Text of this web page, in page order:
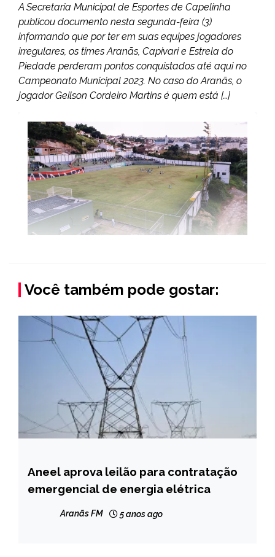
A Secretaria Municipal de Esportes de Capelinha
publicou documento nesta segunda-feira (3)
informando que por ter em suas equipes jogadores
irregulares, os times Aranãs, Capivari e Estrela do
Piedade perderam pontos conquistados até aqui no
Campeonato Municipal 2023. No caso do Aranãs, o
jogador Geilson Cordeiro Martins é quem está […]
Você também pode gostar:
BRASIL
NOTÍCIAS
Aneel aprova leilão para contratação
emergencial de energia elétrica
Aranãs FM 5 anos ago